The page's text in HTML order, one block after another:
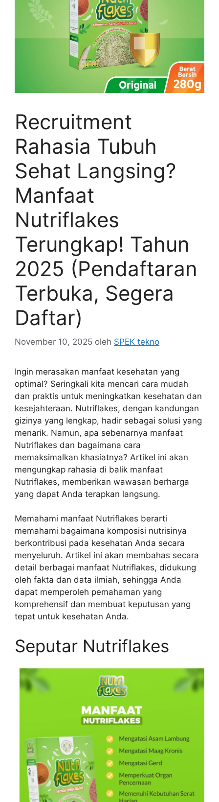
Recruitment
Rahasia Tubuh
Sehat Langsing?
Manfaat
Nutriflakes
Terungkap! Tahun
2025 (Pendaftaran
Terbuka, Segera
Daftar)
November 10, 2025 oleh SPEK tekno
Ingin merasakan manfaat kesehatan yang
optimal? Seringkali kita mencari cara mudah
dan praktis untuk meningkatkan kesehatan dan
kesejahteraan. Nutriflakes, dengan kandungan
gizinya yang lengkap, hadir sebagai solusi yang
menarik. Namun, apa sebenarnya manfaat
Nutriflakes dan bagaimana cara
memaksimalkan khasiatnya? Artikel ini akan
mengungkap rahasia di balik manfaat
Nutriflakes, memberikan wawasan berharga
yang dapat Anda terapkan langsung.
Memahami manfaat Nutriflakes berarti
memahami bagaimana komposisi nutrisinya
berkontribusi pada kesehatan Anda secara
menyeluruh. Artikel ini akan membahas secara
detail berbagai manfaat Nutriflakes, didukung
oleh fakta dan data ilmiah, sehingga Anda
dapat memperoleh pemahaman yang
komprehensif dan membuat keputusan yang
tepat untuk kesehatan Anda.
Seputar Nutriflakes